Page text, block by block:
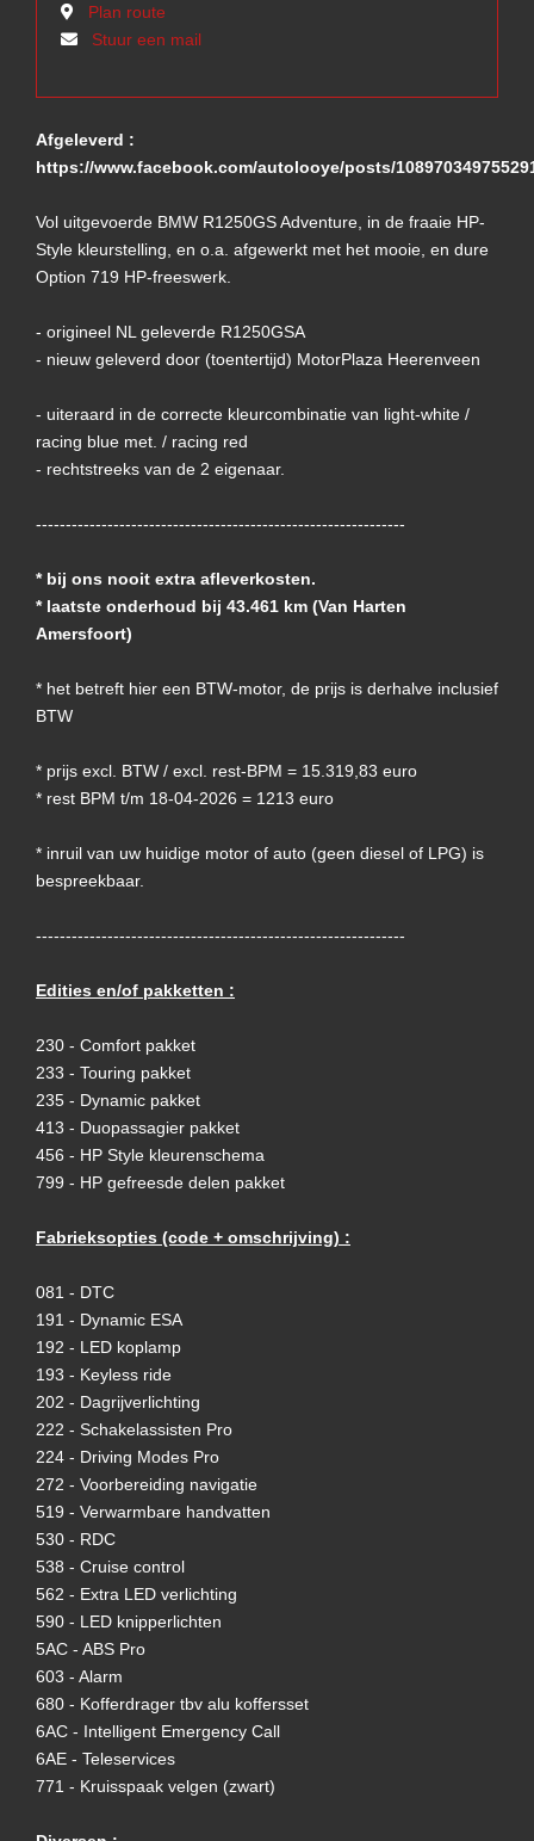
Afgeleverd :
https://www.facebook.com/autolooye/posts/
Vol uitgevoerde BMW R1250GS Adventure, in de fraaie HP-
Style kleurstelling, en o.a. afgewerkt met het mooie, en dure
Option 719 HP-freeswerk.
- origineel NL geleverde R1250GSA
- nieuw geleverd door (toentertijd) MotorPlaza Heerenveen
- uiteraard in de correcte kleurcombinatie van light-white /
racing blue met. / racing red
- rechtstreeks van de 2 eigenaar.
--------------------------------------------------------------
* bij ons nooit extra afleverkosten.
* laatste onderhoud bij 43.461 km (Van Harten
Amersfoort)
* het betreft hier een BTW-motor, de prijs is derhalve inclusief
BTW
* prijs excl. BTW / excl. rest-BPM = 15.319,83 euro
* rest BPM t/m 18-04-2026 = 1213 euro
* inruil van uw huidige motor of auto (geen diesel of LPG) is
bespreekbaar.
--------------------------------------------------------------
Edities en/of pakketten :
230 - Comfort pakket
233 - Touring pakket
235 - Dynamic pakket
413 - Duopassagier pakket
456 - HP Style kleurenschema
799 - HP gefreesde delen pakket
Fabrieksopties (code + omschrijving) :
081 - DTC
191 - Dynamic ESA
192 - LED koplamp
193 - Keyless ride
202 - Dagrijverlichting
222 - Schakelassisten Pro
224 - Driving Modes Pro
272 - Voorbereiding navigatie
519 - Verwarmbare handvatten
530 - RDC
538 - Cruise control
562 - Extra LED verlichting
590 - LED knipperlichten
5AC - ABS Pro
603 - Alarm
680 - Kofferdrager tbv alu koffersset
6AC - Intelligent Emergency Call
6AE - Teleservices
771 - Kruisspaak velgen (zwart)
Plan route
Stuur een mail